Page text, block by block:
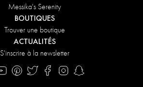
Messika's Serenity
BOUTIQUES
Trouver une boutique
ACTUALITÉS
S'inscrire à la newsletter